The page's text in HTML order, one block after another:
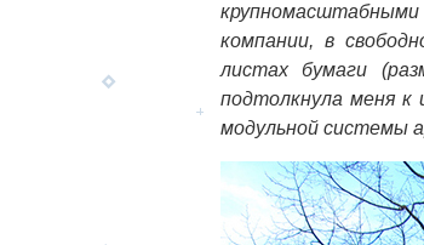
компании, в
листах бумаги
подтолкнула меня к
модульной системы